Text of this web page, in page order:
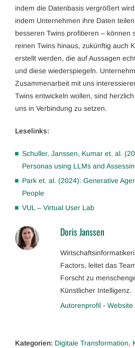
indem die Datenbasis vergrößert
indem Unternehmen ihre Daten
besseren Twins profitieren – können
reinen Twins hinaus, zukünftig auch
erstellt werden, die auf Aussagen
und diese wiederspiegeln.
Zusammenarbeit mit uns
Twins entwickeln wollen, sind
uns in Verbindung zu setzen.
Leselinks:
Schuller, Janssen, Kumar et. al.
Personas using LLMs and
Park et. al. (2024): Generative
People
VUL – Virtual User Lab
Doris Janssen
Factors, leitet das
Forscht zu
Künstlicher Intelligenz.
Autorenprofil - Website
Kategorien: Digitale Transformation,